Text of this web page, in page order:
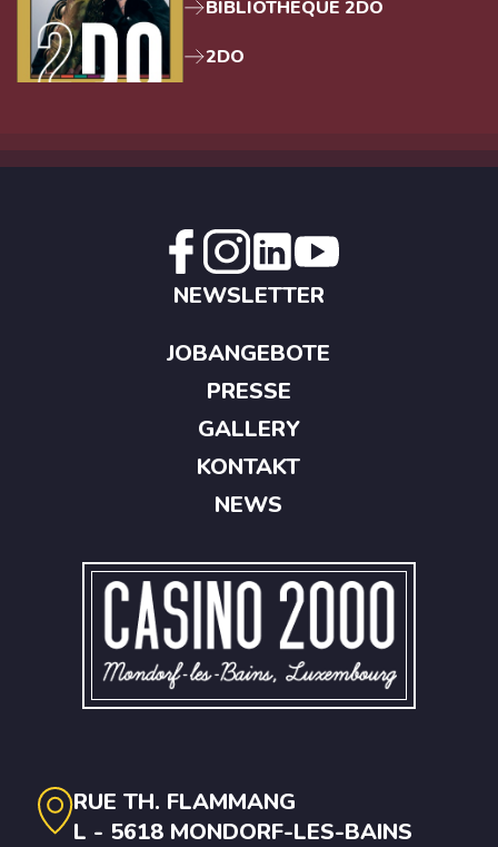
BIBLIOTHEQUE 2DO
2DO
RUE TH. FLAMMANG
L - 5618 MONDORF-LES-BAINS
NEWSLETTER
JOBANGEBOTE
PRESSE
GALLERY
KONTAKT
NEWS